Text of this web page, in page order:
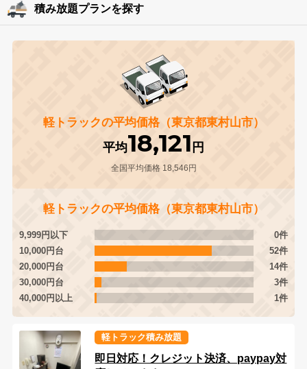
積み放題プランを探す
軽トラックの平均価格（東京都東村山市）
平均18,121 円
全国平均価格 18,546円
軽トラックの平均価格（東京都東村山市）
9,999円以下
0件
10,000円台
52件
20,000円台
14件
30,000円台
3件
40,000円以上
1件
軽トラック積み放題
即日対応！クレジット決済、paypay対